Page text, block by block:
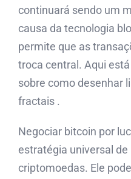
continuará sendo um
causa da tecnologia
permite que as
troca central. Aqui
sobre como desenhar
fractais .
Negociar bitcoin por
estratégia universal de
criptomoedas. Ele